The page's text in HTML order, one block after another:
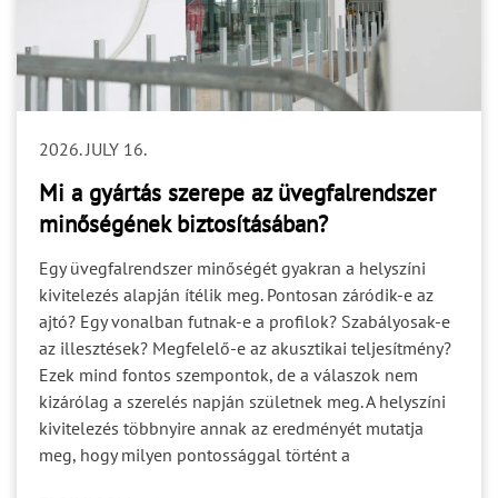
helyszín alkalmas a szerelés megkezdésére? A
tisztázatlan felelősség nem feltétlenül okoz azonnal
problémát. Gyakran csak akkor válik láthatóvá, amikor
egy döntésre már a gyártásnak vagy a kivitelezésnek
nem csupán a feladatok kiosztása, hanem a döntési és
jóváhagyási felelősségek egyértelmű rögzítése. 4. Az
ütemezés Egy helyes műszaki döntés is kockázatot
okozhat, ha túl későn születik meg. A tervezési,
jóváhagyási, gyártási, szállítási és kivitelezési folyamat
egymásra épül. Ha az egyik szakasz nyitott kérdéseket
ad tovább a következőnek, a bizonytalanság végigfut a
teljes ütemezésen. A gyártási idő önmagában ezért nem
írja le a projekt teljes időigényét. Figyelembe kell
venni: a szükséges műszaki egyeztetéseket; a
dokumentumok jóváhagyását; a helyszíni felmérést; a
fogadószerkezetek készültségét; a logisztikai és
2026. JULY 16.
Mi a gyártás szerepe az üvegfalrendszer
minőségének biztosításában?
Egy üvegfalrendszer minőségét gyakran a helyszíni
kivitelezés alapján ítélik meg. Pontosan záródik-e az
ajtó? Egy vonalban futnak-e a profilok? Szabályosak-e
az illesztések? Megfelelő-e az akusztikai teljesítmény?
Ezek mind fontos szempontok, de a válaszok nem
kizárólag a szerelés napján születnek meg. A helyszíni
kivitelezés többnyire annak az eredményét mutatja
meg, hogy milyen pontossággal történt a